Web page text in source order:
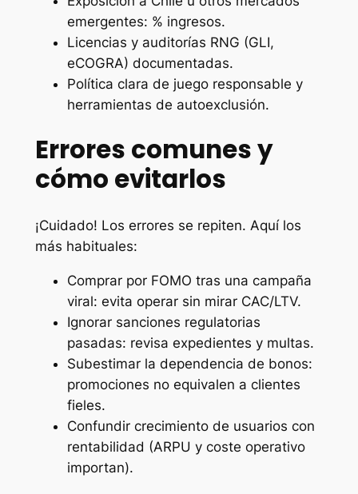
emergentes: % ingresos.
Licencias y auditorías RNG (GLI,
eCOGRA) documentadas.
Política clara de juego responsable y
herramientas de autoexclusión.
Errores comunes y
cómo evitarlos
¡Cuidado! Los errores se repiten. Aquí los
más habituales:
Comprar por FOMO tras una campaña
viral: evita operar sin mirar CAC/LTV.
Ignorar sanciones regulatorias
pasadas: revisa expedientes y multas.
Subestimar la dependencia de bonos:
promociones no equivalen a clientes
fieles.
Confundir crecimiento de usuarios con
rentabilidad (ARPU y coste operativo
importan).